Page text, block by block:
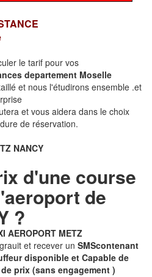
le tarif pour vos
departement Moselle
et nous l'étudirons ensemble .et
et vous aidera dans le choix
de réservation.
NANCY
d'une course
de
?
AEROPORT METZ
et recever un SMScontenant
disponible et Capable de
prix (sans engagement )